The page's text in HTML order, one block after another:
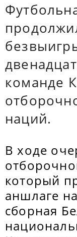
команде
наций.
В ходе
который
аншлаге
сборная